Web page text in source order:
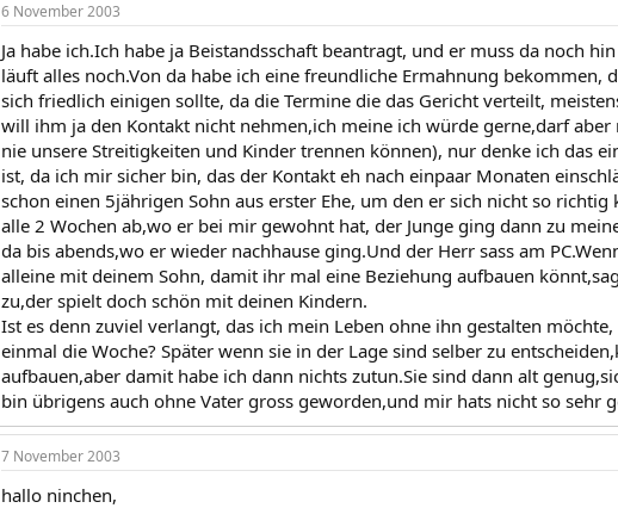
6 November 2003
Ja habe ich.Ich habe ja Beistandsschaft beantragt, und er muss da noch
läuft alles noch.Von da habe ich eine freundliche Ermahnung bekommen,
sich friedlich einigen sollte, da die Termine die das Gericht verteilt,
will ihm ja den Kontakt nicht nehmen,ich meine ich würde gerne,darf
nie unsere Streitigkeiten und Kinder trennen können), nur denke ich das
ist, da ich mir sicher bin, das der Kontakt eh nach einpaar Monaten
schon einen 5jährigen Sohn aus erster Ehe, um den er sich nicht so
alle 2 Wochen ab,wo er bei mir gewohnt hat, der Junge ging dann zu
da bis abends,wo er wieder nachhause ging.Und der Herr sass am
alleine mit deinem Sohn, damit ihr mal eine Beziehung aufbauen
zu,der spielt doch schön mit deinen Kindern.
Ist es denn zuviel verlangt, das ich mein Leben ohne ihn gestalten
einmal die Woche? Später wenn sie in der Lage sind selber zu
aufbauen,aber damit habe ich dann nichts zutun.Sie sind dann alt
bin übrigens auch ohne Vater gross geworden,und mir hats nicht so sehr
7 November 2003
hallo ninchen,